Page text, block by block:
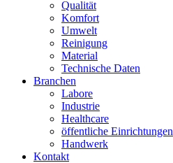
Qualität
Komfort
Umwelt
Reinigung
Material
Technische Daten
Branchen
Labore
Industrie
Healthcare
öffentliche Einrichtungen
Handwerk
Kontakt